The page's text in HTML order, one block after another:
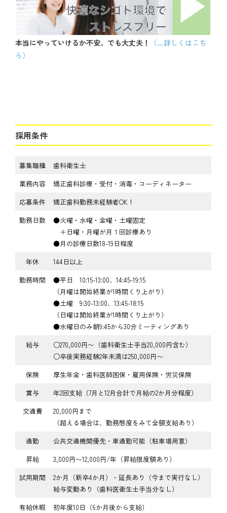
本当にやっていけるか不安。でも大丈夫！
（…詳しくはこち
ら）
採用条件
募集職種
歯科衛生士
業務内容
矯正歯科診療・受付・消毒・コーディネーター
応募条件
矯正歯科勤務未経験者OK！
勤務日数
●火曜・水曜・金曜・土曜固定
＋日曜・月曜が月１回診療あり
●月の診療日数18-19日程度
年休
144日以上
勤務時間
●平日 10:15-13:00、14:45-19:15
（月曜は開始終業が1時間くり上がり）
●土曜 9:30-13:00、13:45-18:15
（日曜は開始終業が1時間くり上がり）
●水曜日のみ朝9:45から30分ミーティングあり
給与
○270,000円〜（歯科衛生士手当20,000円含む）
○卒後実務経験2年未満は250,000円〜
保険
厚生年金・歯科医師国保・雇用保険・労災保険
賞与
年2回支給（7月と12月合計で月給の2か月分程度）
交通費
20,000円まで
（超える場合は、勤務態度をみて全額支給あり）
通勤
公共交通機関優先・車通勤可能（駐車場用意）
昇給
3,000円〜12,000円/年（昇給限度額あり）
試用期間
2か月（新卒4か月）・延長あり（今まで実行なし）
給与変動あり（歯科医衛生士手当分なし）
有給休暇
初年度10日（6か月後から支給）